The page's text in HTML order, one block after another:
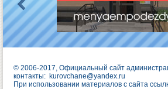
© 2006-2017, Официальный сайт
контакты: kurovchane@yandex.ru
При использовании материалов с сайта